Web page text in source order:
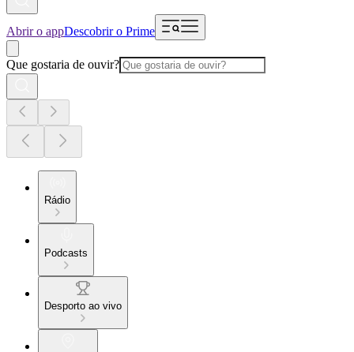
Abrir o appDescobrir o Prime
Que gostaria de ouvir?
Rádio
Podcasts
Desporto ao vivo